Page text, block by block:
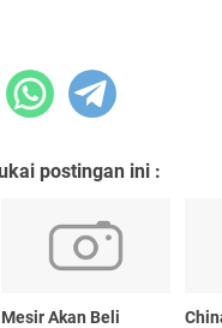
postingan ini :
Mesir Akan Beli